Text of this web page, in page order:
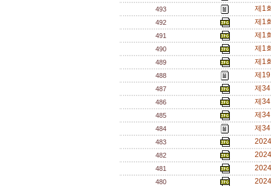
493 제1
492 제1
491 제1
490 제1
489 제1
488 제
487 제
486 제
485 제
484 제
483
482
481
480